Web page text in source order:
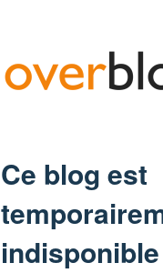
Ce blog est
indisponible